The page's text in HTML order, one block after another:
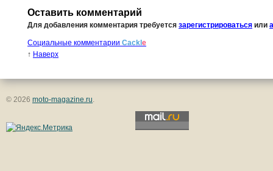
Оставить комментарий
Для добавления комментария требуется зарегистрироваться или
Социальные комментарии Cackle
↑ Наверх
© 2026 moto-magazine.ru